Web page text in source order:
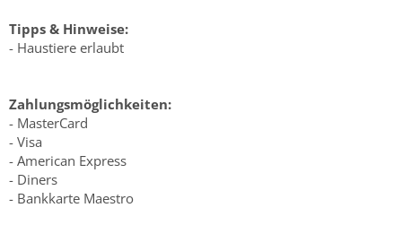
Tipps & Hinweise:
- Haustiere erlaubt
Zahlungsmöglichkeiten:
- MasterCard
- Visa
- American Express
- Diners
- Bankkarte Maestro